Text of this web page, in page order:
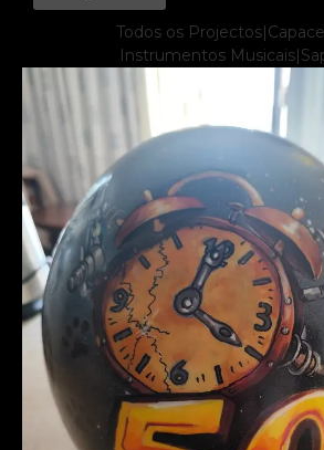
Todos os Projectos|
Instrumentos Musicais|